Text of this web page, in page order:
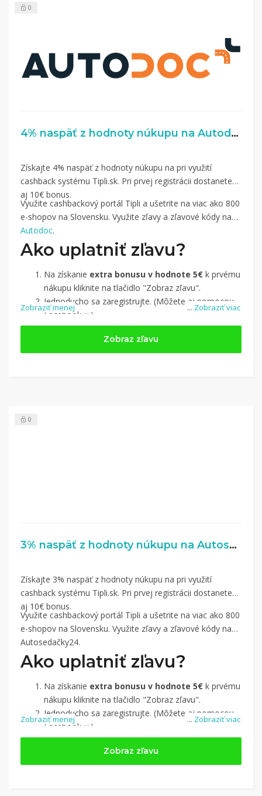
0
4% naspäť z hodnoty núkupu na Autodoc.sk
... Zobraziť viac
Získajte 4% naspäť z hodnoty núkupu na pri využití
cashback systému Tipli.sk. Pri prvej registrácii dostanete
aj 10€ bonus.
Využite cashbackový portál Tipli a ušetrite na viac ako 800
e-shopov na Slovensku. Využite zľavy a zľavové kódy na
Autodoc.
Ako uplatniť zľavu?
Na získanie extra bonusu v hodnote 5€ k prvému
nákupu kliknite na tlačidlo "Zobraz zľavu".
Jednoducho sa zaregistrujte. (Môžete aj pomocou
Facebook-u.)
Jednoducho sinájdite obchod, pomocou služby
(v ponuke je cca 1 500 obchodov).
Kliknite na tlačidlo „Nakupovať“.(Následne
Zobraziť menej
Zobraz zľavu
0
3% naspäť z hodnoty núkupu na Autosedacky24.sk
... Zobraziť viac
Získajte 3% naspäť z hodnoty núkupu na pri využití
cashback systému Tipli.sk. Pri prvej registrácii dostanete
aj 10€ bonus.
Využite cashbackový portál Tipli a ušetrite na viac ako 800
e-shopov na Slovensku. Využite zľavy a zľavové kódy na
Autosedačky24.
Ako uplatniť zľavu?
Na získanie extra bonusu v hodnote 5€ k prvému
nákupu kliknite na tlačidlo "Zobraz zľavu".
Jednoducho sa zaregistrujte. (Môžete aj pomocou
Facebook-u.)
Jednoducho sinájdite obchod, pomocou služby
(v ponuke je cca 1 500 obchodov).
Kliknite na tlačidlo „Nakupovať“.(Následne
Zobraziť menej
Zobraz zľavu